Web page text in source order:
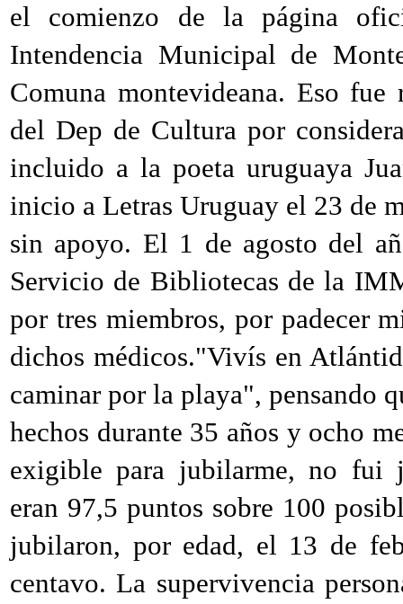
el comienzo de la página
Intendencia Municipal de
Comuna montevideana. Eso
del Dep de Cultura por
incluido a la poeta uruguaya
inicio a Letras Uruguay el 23 de
sin apoyo. El 1 de agosto del
Servicio de Bibliotecas de la
por tres miembros, por padecer
dichos médicos."Vivís en
caminar por la playa", pensando
hechos durante 35 años y ocho
exigible para jubilarme, no fui
eran 97,5 puntos sobre 100
jubilaron, por edad, el 13 de
centavo. La supervivencia